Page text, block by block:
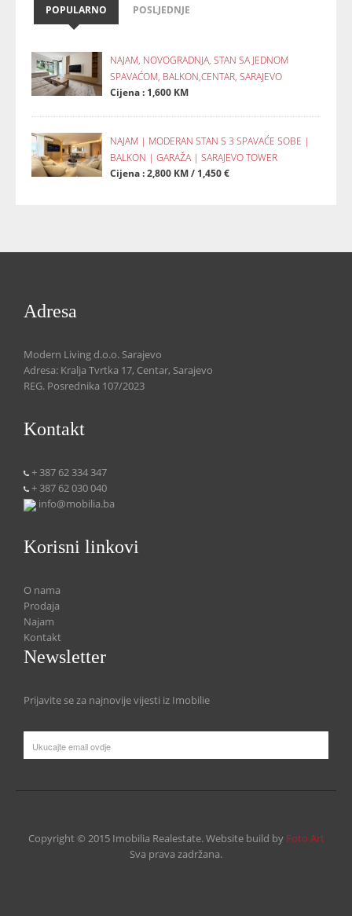
POPULARNO POSLJEDNJE
NAJAM, NOVOGRADNJA, STAN SA JEDNOM
SPAVAĆOM, BALKON,CENTAR, SARAJEVO
Cijena : 1,600 KM
NAJAM | MODERAN STAN S 3 SPAVAĆE SOBE |
BALKON | GARAŽA | SARAJEVO TOWER
Cijena : 2,800 KM / 1,450 €
Adresa
Modern Living d.o.o. Sarajevo
Adresa: Kralja Tvrtka 17, Centar, Sarajevo
REG. Posrednika 107/2023
Kontakt
+ 387 62 334 347
+ 387 62 030 040
info@mobilia.ba
Korisni linkovi
O nama
Prodaja
Najam
Kontakt
Newsletter
Prijavite se za najnovije vijesti iz Imobilie
Copyright © 2015 Imobilia Realestate. Website build by Foto Art
Sva prava zadržana.